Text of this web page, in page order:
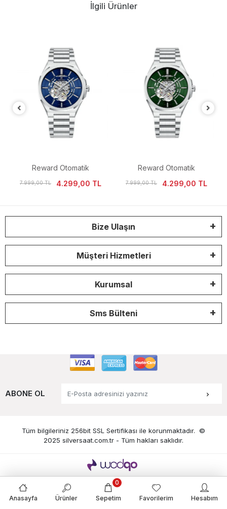
İlgili Ürünler
Reward Otomatik
Mekanizma İskelet Kadran
7.999,00 TL 4.299,00 TL
Reward Otomatik
Mekanizma İskelet Kadran
7.999,00 TL 4.299,00 TL
Bize Ulaşın
Müşteri Hizmetleri
Kurumsal
Sms Bülteni
ABONE OL
Tüm bilgileriniz 256bit SSL Sertifikası ile korunmaktadır. ©
2025 silversaat.com.tr - Tüm hakları saklıdır.
Anasayfa Ürünler Sepetim
0
Favorilerim Hesabım